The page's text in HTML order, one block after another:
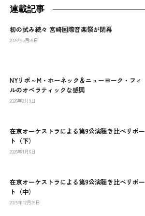
連載記事
初の試み続々 宮崎国際音楽祭が閉幕
2026年5月26日
NYリポ～M・ホーネック＆ニューヨーク・フィ
ルのオペラティックな感興
2026年2月9日
在京オーケストラによる第9公演聴き比べリポー
ト（下）
2026年1月6日
在京オーケストラによる第9公演聴き比べリポー
ト（中）
2025年12月26日